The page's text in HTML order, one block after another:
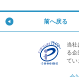
前へ戻る
当社
る企
てい